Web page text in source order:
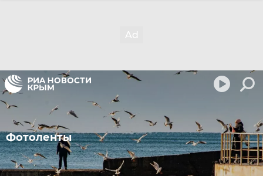
Фотоленты